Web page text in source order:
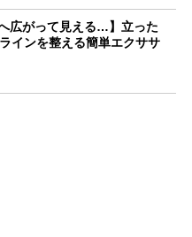
広がって見える…】立った
インを整える簡単エクササ